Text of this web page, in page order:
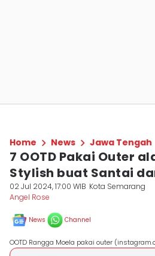
Home News Jawa Tengah
7 OOTD Pakai Outer
Stylish buat Santai
02 Jul 2024, 17:00 WIB Kota Semarang
Angel Rose
News Channel
OOTD Rangga Moela pakai outer